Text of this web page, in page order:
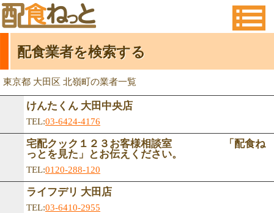
配食業者を検索する
東京都 大田区 北嶺町の業者一覧
けんたくん 大田中央店
TEL:03-6424-4176
宅配クック１２３お客様相談室 「配食ね
っとを見た」とお伝えください。
TEL:0120-288-120
ライフデリ 大田店
TEL:03-6410-2955